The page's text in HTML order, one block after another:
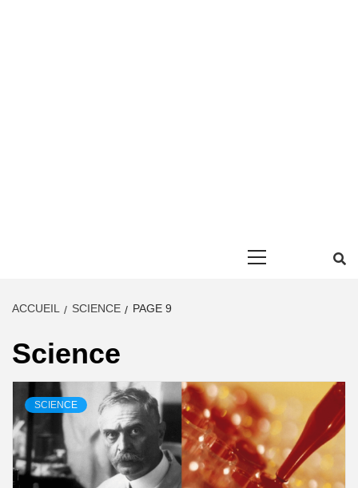
ACCUEIL SCIENCE PAGE 9
Science
SCIENCE